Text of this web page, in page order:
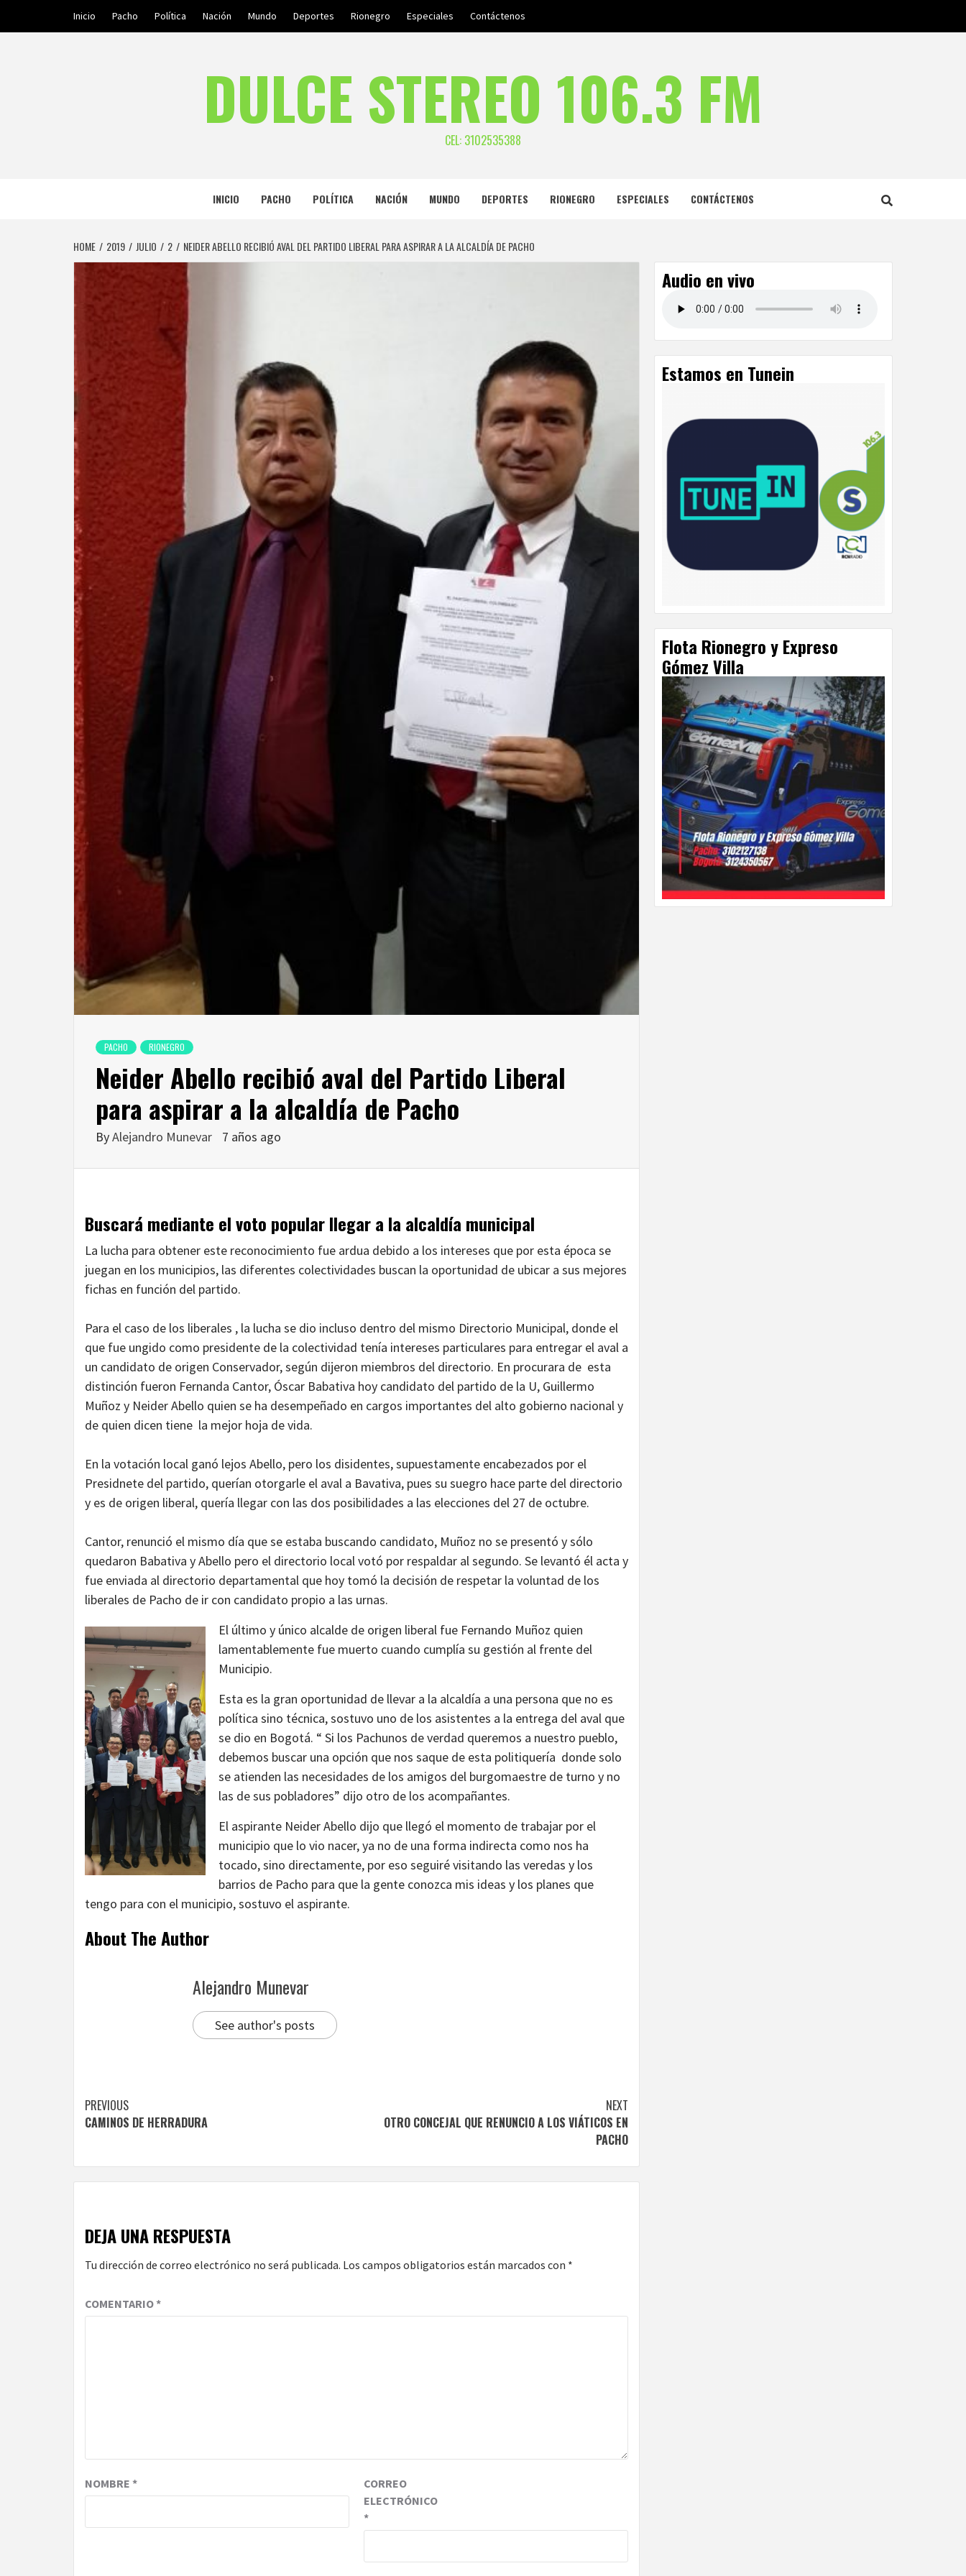
Inicio Pacho Política Nación Mundo Deportes Rionegro Especiales Contáctenos
DULCE STEREO 106.3 FM
CEL: 3102535388
INICIO PACHO POLÍTICA NACIÓN MUNDO DEPORTES RIONEGRO ESPECIALES CONTÁCTENOS
HOME 2019 JULIO 2 NEIDER ABELLO RECIBIÓ AVAL DEL PARTIDO LIBERAL PARA ASPIRAR A LA ALCALDÍA DE PACHO
PACHO RIONEGRO
Neider Abello recibió aval del Partido Liberal
para aspirar a la alcaldía de Pacho
ByAlejandro Munevar 7 años ago
Buscará mediante el voto popular llegar a la alcaldía municipal
La lucha para obtener este reconocimiento fue ardua debido a los intereses que por esta época se
juegan en los municipios, las diferentes colectividades buscan la oportunidad de ubicar a sus mejores
fichas en función del partido.
Para el caso de los liberales , la lucha se dio incluso dentro del mismo Directorio Municipal, donde el
que fue ungido como presidente de la colectividad tenía intereses particulares para entregar el aval a
un candidato de origen Conservador, según dijeron miembros del directorio. En procurara de esta
distinción fueron Fernanda Cantor, Óscar Babativa hoy candidato del partido de la U, Guillermo
Muñoz y Neider Abello quien se ha desempeñado en cargos importantes del alto gobierno nacional y
de quien dicen tiene la mejor hoja de vida.
En la votación local ganó lejos Abello, pero los disidentes, supuestamente encabezados por el
Presidnete del partido, querían otorgarle el aval a Bavativa, pues su suegro hace parte del directorio
y es de origen liberal, quería llegar con las dos posibilidades a las elecciones del 27 de octubre.
Cantor, renunció el mismo día que se estaba buscando candidato, Muñoz no se presentó y sólo
quedaron Babativa y Abello pero el directorio local votó por respaldar al segundo. Se levantó él acta y
fue enviada al directorio departamental que hoy tomó la decisión de respetar la voluntad de los
liberales de Pacho de ir con candidato propio a las urnas.
El último y único alcalde de origen liberal fue Fernando Muñoz quien
lamentablemente fue muerto cuando cumplía su gestión al frente del
Municipio.
Esta es la gran oportunidad de llevar a la alcaldía a una persona que no es
política sino técnica, sostuvo uno de los asistentes a la entrega del aval que
se dio en Bogotá. “ Si los Pachunos de verdad queremos a nuestro pueblo,
debemos buscar una opción que nos saque de esta politiquería donde solo
se atienden las necesidades de los amigos del burgomaestre de turno y no
las de sus pobladores” dijo otro de los acompañantes.
El aspirante Neider Abello dijo que llegó el momento de trabajar por el
municipio que lo vio nacer, ya no de una forma indirecta como nos ha
tocado, sino directamente, por eso seguiré visitando las veredas y los
barrios de Pacho para que la gente conozca mis ideas y los planes que
tengo para con el municipio, sostuvo el aspirante.
About The Author
Alejandro Munevar
See author's posts
Continue
Reading
PREVIOUS
CAMINOS DE HERRADURA
NEXT
OTRO CONCEJAL QUE RENUNCIO A LOS VIÁTICOS EN
PACHO
DEJA UNA RESPUESTA
Tu dirección de correo electrónico no será publicada. Los campos obligatorios están marcados con *
COMENTARIO*
NOMBRE *
CORREO
ELECTRÓNICO
*
Audio en vivo
Estamos en Tunein
Flota Rionegro y Expreso
Gómez Villa